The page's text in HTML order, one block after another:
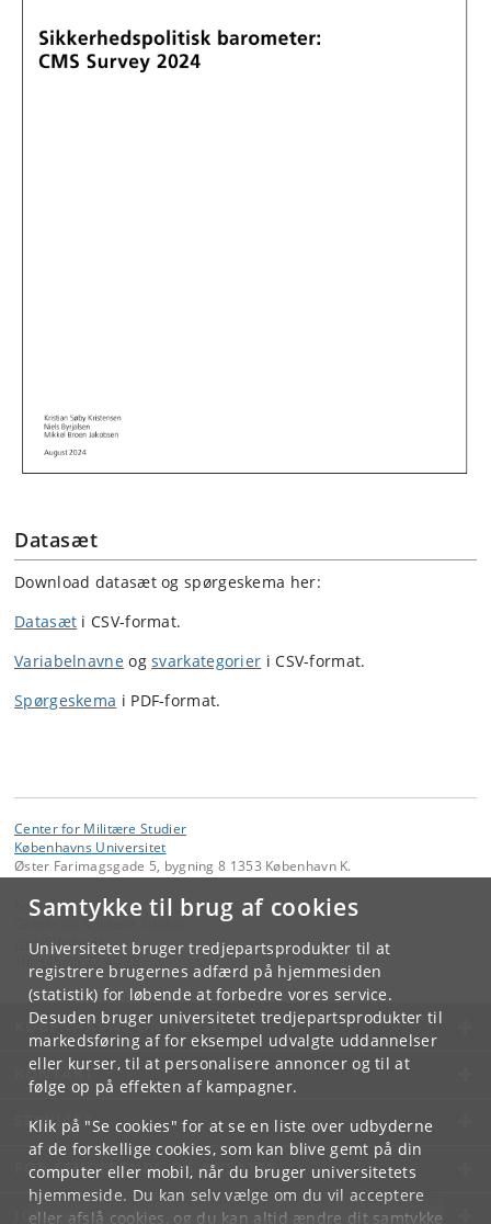
Samtykke til brug af cookies
Universitetet bruger tredjepartsprodukter til at
registrere brugernes adfærd på hjemmesiden
(statistik) for løbende at forbedre vores service.
Desuden bruger universitetet tredjepartsprodukter til
markedsføring af for eksempel udvalgte uddannelser
eller kurser, til at personalisere annoncer og til at
følge op på effekten af kampagner.
Klik på "Se cookies" for at se en liste over udbyderne
af de forskellige cookies, som kan blive gemt på din
computer eller mobil, når du bruger universitetets
hjemmeside. Du kan selv vælge om du vil acceptere
eller afslå cookies, og du kan altid ændre dit samtykke
Datasæt
Download datasæt og spørgeskema her:
Datasæt i CSV-format.
Variabelnavneogsvarkategorier i CSV-format.
Spørgeskema i PDF-format.
Center for Militære Studier
Københavns Universitet
Øster Farimagsgade 5, bygning 8 1353 København K.
Kontakt:
Center for Militære Studier
cms@ifs. ku.dk
KØBENHAVNS UNIVERSITET
KONTAKT
SERVICES
FOR STUDERENDE OG ANSATTE
JOB OG KARRIERE